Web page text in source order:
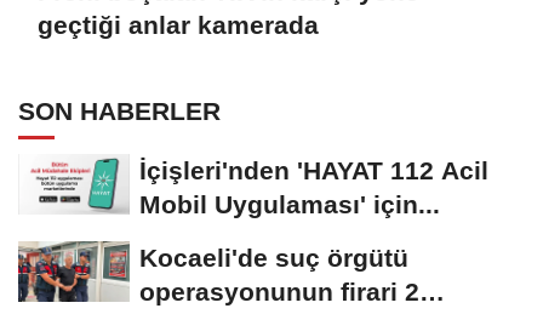
geçtiği anlar kamerada
SON HABERLER
İçişleri'nden 'HAYAT 112 Acil
Mobil Uygulaması' için...
Kocaeli'de suç örgütü
operasyonunun firari 2